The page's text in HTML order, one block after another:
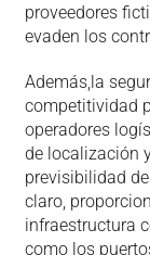
proveedores
evaden los
Además,la
competitividad
operadores
de localización
previsibilidad
claro,
infraestructura
como los